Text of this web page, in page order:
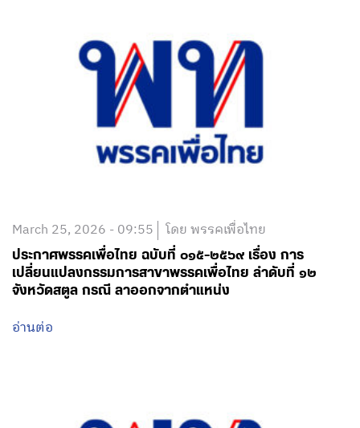
March 25, 2026 - 09:55 โดย พรรคเพื่อไทย
ประกาศพรรคเพื่อไทย ฉบับที่ ๐๑๕-๒๕๖๙ เรื่อง การ
เปลี่ยนแปลงกรรมการสาขาพรรคเพื่อไทย ลำดับที่ ๑๒
จังหวัดสตูล กรณี ลาออกจากตำแหน่ง
อ่านต่อ